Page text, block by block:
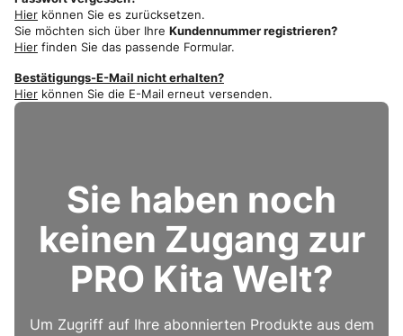
Hier können Sie es zurücksetzen.
Sie möchten sich über Ihre Kundennummer registrieren?
Hier finden Sie das passende Formular.
Bestätigungs-E-Mail nicht erhalten?
Hier können Sie die E-Mail erneut versenden.
Sie haben noch
keinen Zugang zur
PRO Kita Welt?
Um Zugriff auf Ihre abonnierten Produkte aus dem